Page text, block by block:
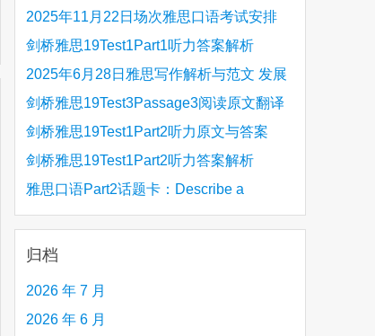
2025年11月22日场次雅思口语考试安排
剑桥雅思19Test1Part1听力答案解析
Hinchingbrooke Country Park
2025年6月28日雅思写作解析与范文 发展
旅游业 手把手带你写高分范文
剑桥雅思19Test3Passage3阅读原文翻译
Is the era of artificial speech translation
upon us 人工智能语言翻译
剑桥雅思19Test1Part2听力原文与答案
Stanthorpe Twinning Association
剑桥雅思19Test1Part2听力答案解析
Stanthorpe Twinning Association
雅思口语Part2话题卡：Describe a
creative person (e.g. an artist, a musician,
etc.) you admire 钦佩的有创造力的人
归档
2026 年 7 月
2026 年 6 月